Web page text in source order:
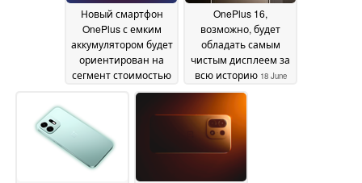
Новый смартфон
OnePlus с емким
аккумулятором будет
ориентирован на
сегмент стоимостью
менее 250 долларов
информация о
характеристиках
чипсета
18 June 2026
OnePlus 16,
возможно, будет
обладать самым
чистым дисплеем за
всю историю 18 June
2026